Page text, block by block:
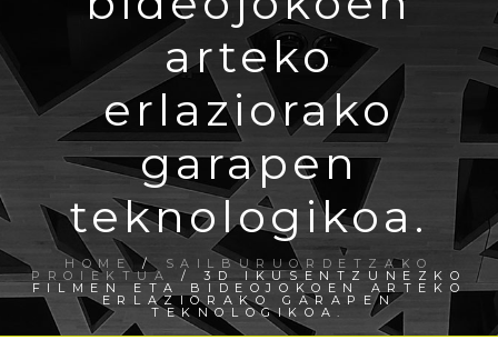
arteko
erlaziorako
garapen
teknologikoa.
HOME / SAILBURUORDETZAKO
PROIEKTUA / 3D IKUSENTZUNEZKO
FILMEN ETA BIDEOJOKOEN ARTEKO
ERLAZIORAKO GARAPEN
TEKNOLOGIKOA.